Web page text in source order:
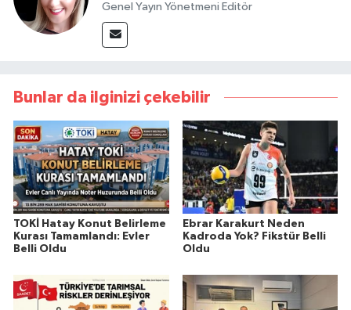
Genel Yayın Yönetmeni Editör
Bunlar da ilginizi çekebilir
TOKİ Hatay Konut Belirleme
Kurası Tamamlandı: Evler
Belli Oldu
Ebrar Karakurt Neden
Kadroda Yok? Fikstür Belli
Oldu